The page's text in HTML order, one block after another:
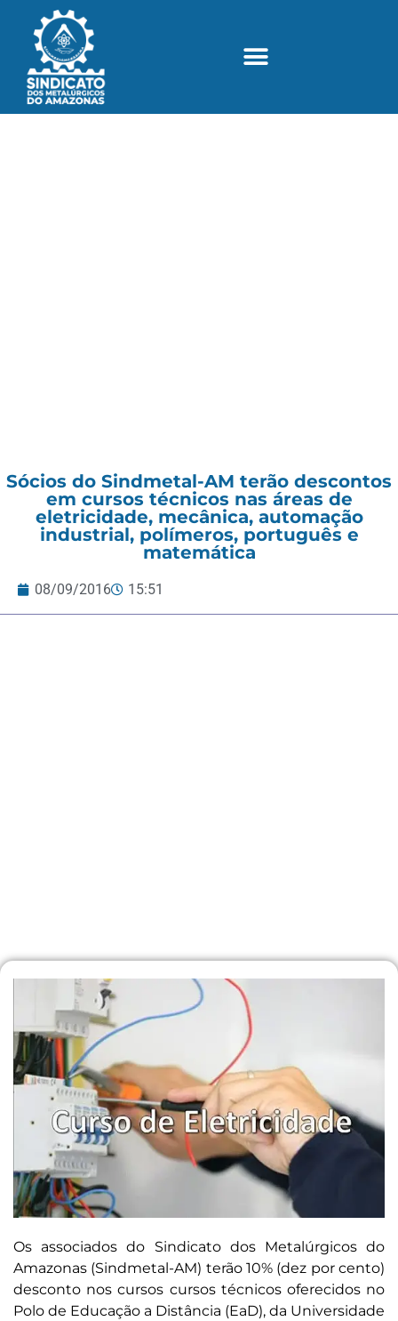
Sócios do Sindmetal-AM terão descontos
em cursos técnicos nas áreas de
eletricidade, mecânica, automação
industrial, polímeros, português e
matemática
08/09/2016 15:51
Os associados do Sindicato dos Metalúrgicos do
Amazonas (Sindmetal-AM) terão 10% (dez por cento)
desconto nos cursos cursos técnicos oferecidos no
Polo de Educação a Distância (EaD), da Universidade